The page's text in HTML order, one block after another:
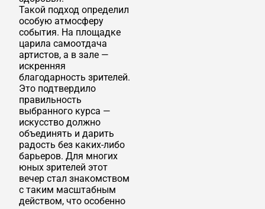
Такой подход определил
особую атмосферу
события. На площадке
царила самоотдача
артистов, а в зале —
искренняя
благодарность зрителей.
Это подтвердило
правильность
выбранного курса —
искусство должно
объединять и дарить
радость без каких-либо
барьеров. Для многих
юных зрителей этот
вечер стал знакомством
с таким масштабным
действом, что особенно